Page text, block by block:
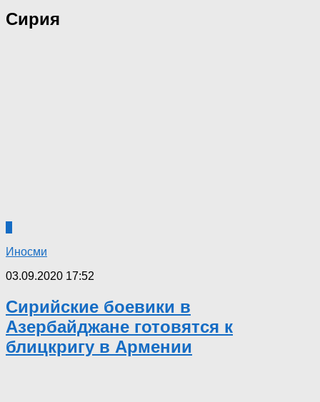
Сирия
Иносми
03.09.2020 17:52
Сирийские боевики в
Азербайджане готовятся к
блицкригу в Армении